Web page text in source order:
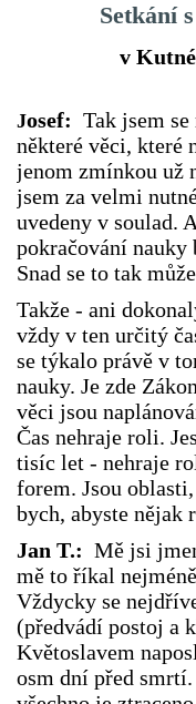
Setkání
v
Josef: Tak jsem
některé věci, které
jenom zmínkou už
jsem za velmi
uvedeny v soulad.
pokračování nauky
Snad se to tak
Takže - ani
vždy v ten určitý
se týkalo právě v
nauky. Je zde
věci jsou
Čas nehraje roli.
tisíc let - nehraje
forem. Jsou
bych, abyste nějak
Jan T.: Mě jsi
mě to říkal
Vždycky se
(předvádí postoj a
Květoslavem
osm dní před